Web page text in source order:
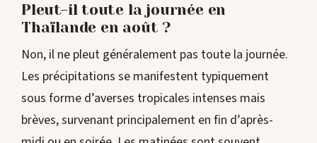
Pleut-il toute la journée en
Thaïlande en août ?
Non, il ne pleut généralement pas toute la journée.
Les précipitations se manifestent typiquement
sous forme d’averses tropicales intenses mais
brèves, survenant principalement en fin d’après-